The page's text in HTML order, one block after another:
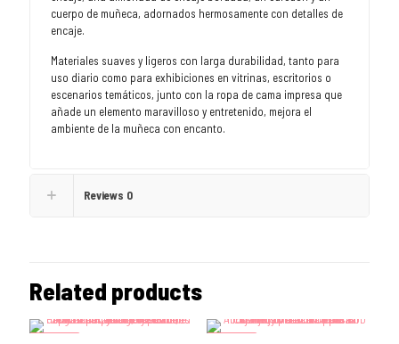
cuerpo de muñeca, adornados hermosamente con detalles de
encaje.
Materiales suaves y ligeros con larga durabilidad, tanto para
uso diario como para exhibiciones en vitrinas, escritorios o
escenarios temáticos, junto con la ropa de cama impresa que
añade un elemento maravilloso y entretenido, mejora el
ambiente de la muñeca con encanto.
Reviews 0
Related products